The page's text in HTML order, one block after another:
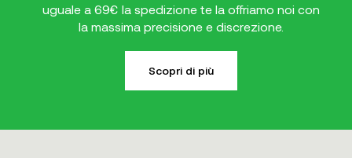
uguale a 69€ la spedizione te la offriamo noi con
la massima precisione e discrezione.
Scopri di più